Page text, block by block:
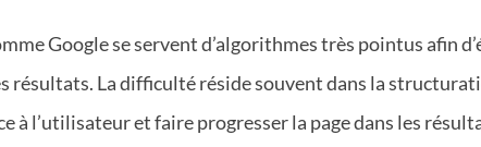
Google se servent d’algorithmes très pointus afin
résultats. La difficulté réside souvent dans la
à l’utilisateur et faire progresser la page dans les